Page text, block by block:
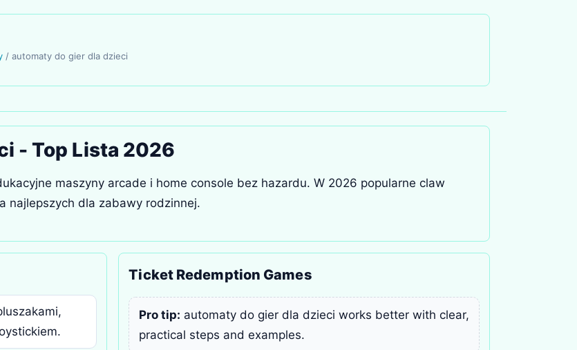
/ automaty do gier dla dzieci
- Top Lista 2026
maszyny arcade i home console bez hazardu. W 2026 popularne claw
najlepszych dla zabawy rodzinnej.
Ticket Redemption Games
Pro tip: automaty do gier dla dzieci works better with clear,
practical steps and examples.